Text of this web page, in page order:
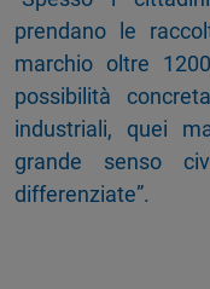
prendano le
marchio oltre
possibilità
industriali, quei
grande senso
differenziate”.